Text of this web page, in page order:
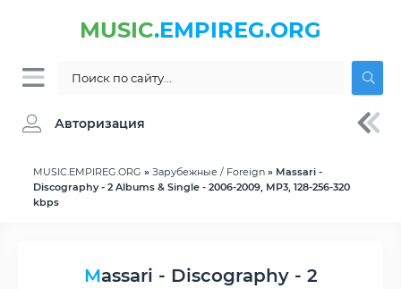
MUSIC.EMPIREG.ORG
Авторизация
MUSIC.EMPIREG.ORG » Зарубежные / Foreign » Massari -
Discography - 2 Albums & Single - 2006-2009, MP3, 128-256-320
kbps
Massari - Discography - 2